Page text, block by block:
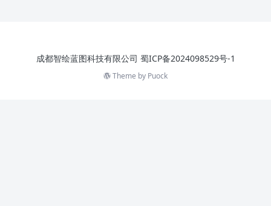
成都智绘蓝图科技有限公司 蜀ICP备2024098529号-1
Theme by Puock